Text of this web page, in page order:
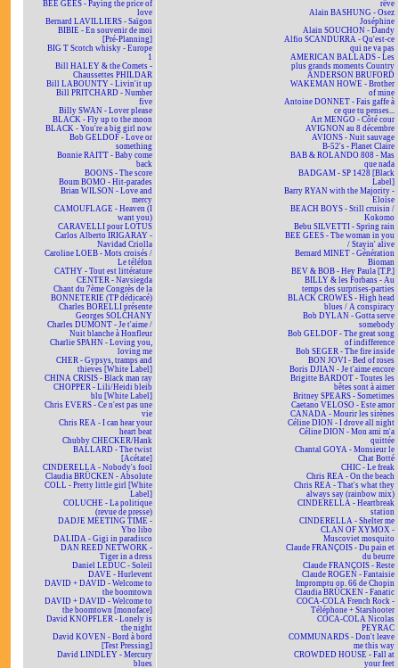
BEE GEES - Paying the price of
love
Bernard LAVILLIERS - Saïgon
BIBIE - En souvenir de moi
[Pré-Planning]
BIG T Scotch whisky - Europe
1
Bill HALEY & the Comets -
Chaussettes PHILDAR
Bill LABOUNTY - Livin'it up
Bill PRITCHARD - Number
five
Billy SWAN - Lover please
BLACK - Fly up to the moon
BLACK - You're a big girl now
Bob GELDOF - Love or
something
Bonnie RAITT - Baby come
back
BOONS - The score
Boum BOMO - Hit-parades
Brian WILSON - Love and
mercy
CAMOUFLAGE - Heaven (I
want you)
CARAVELLI pour LOTUS
Carlos Alberto IRIGARAY -
Navidad Criolla
Caroline LOEB - Mots croisés /
Le téléfon
CATHY - Tout est littérature
CENTER - Navsiegda
Chant du 7ème Congrès de la
BONNETERIE (TP dédicacé)
Charles BORELLI présente
Georges SOLCHANY
Charles DUMONT - Je t'aime /
Nuit blanche à Honfleur
Charlie SPAHN - Loving you,
loving me
CHER - Gypsys, tramps and
thieves [White Label]
CHINA CRISIS - Black man ray
CHOPPER - Lili/Heidi bleib
blu [White Label]
Chris EVERS - Ce n'est pas une
vie
Chris REA - I can hear your
heart beat
Chubby CHECKER/Hank
BALLARD - The twist
[Acétate]
CINDERELLA - Nobody's fool
Claudia BRÜCKEN - Absolute
COLL - Pretty little girl [White
Label]
COLUCHE - La politique
(revue de presse)
DADJE MEETING TIME -
Ybo libo
DALIDA - Gigi in paradisco
DAN REED NETWORK -
Tiger in a dress
Daniel LEDUC - Soleil
DAVE - Hurlevent
DAVID + DAVID - Welcome to
the boomtown
DAVID + DAVID - Welcome to
the boomtown [monoface]
David KNOPFLER - Lonely is
the night
David KOVEN - Bord à bord
[Test Pressing]
David LINDLEY - Mercury
blues
rêve
Alain BASHUNG - Osez
Joséphine
Alain SOUCHON - Dandy
Alfio SCANDURRA - Qu'est-ce
qui ne va pas
AMERICAN BALLADS - Les
plus grands moments Country
ANDERSON BRUFORD
WAKEMAN HOWE - Brother
of mine
Antoine DONNET - Fais gaffe à
ce que tu penses...
Art MENGO - Côté cour
AVIGNON au 8 décembre
AVIONS - Nuit sauvage
B-52's - Planet Claire
BAB & ROLANDO 808 - Mas
que nada
BADGAM - SP 1428 [Black
Label]
Barry RYAN with the Majority -
Eloïse
BEACH BOYS - Still cruisin /
Kokomo
Bebu SILVETTI - Spring rain
BEE GEES - The woman in you
/ Stayin' alive
Bernard MINET - Génération
Bioman
BEV & BOB - Hey Paula [T.P.]
BILLY & les Forbans - Au
temps des surprises-parties
BLACK CROWES - High head
blues / A conspiracy
Bob DYLAN - Gotta serve
somebody
Bob GELDOF - The great song
of indifference
Bob SEGER - The fire inside
BON JOVI - Bed of roses
Boris DJIAN - Je t'aime encore
Brigitte BARDOT - Toutes les
bêtes sont à aimer
Britney SPEARS - Sometimes
Caetano VELOSO - Este amor
CANADA - Mourir les sirènes
Céline DION - I drove all night
Céline DION - Mon ami m'a
quittée
Chantal GOYA - Monsieur le
Chat Botté
CHIC - Le freak
Chris REA - On the beach
Chris REA - That's what they
always say (rainbow mix)
CINDERELLA - Heartbreak
station
CINDERELLA - Shelter me
CLAN OF XYMOX -
Muscoviet mosquito
Claude FRANÇOIS - Du pain et
du beurre
Claude FRANÇOIS - Reste
Claude ROGEN - Fantaisie
Impromptu op. 66 de Chopin
Claudia BRÜCKEN - Fanatic
COCA-COLA French Rock -
Téléphone + Starshooter
COCA-COLA Nicolas
PEYRAC
COMMUNARDS - Don't leave
me this way
CROWDED HOUSE - Fall at
your feet